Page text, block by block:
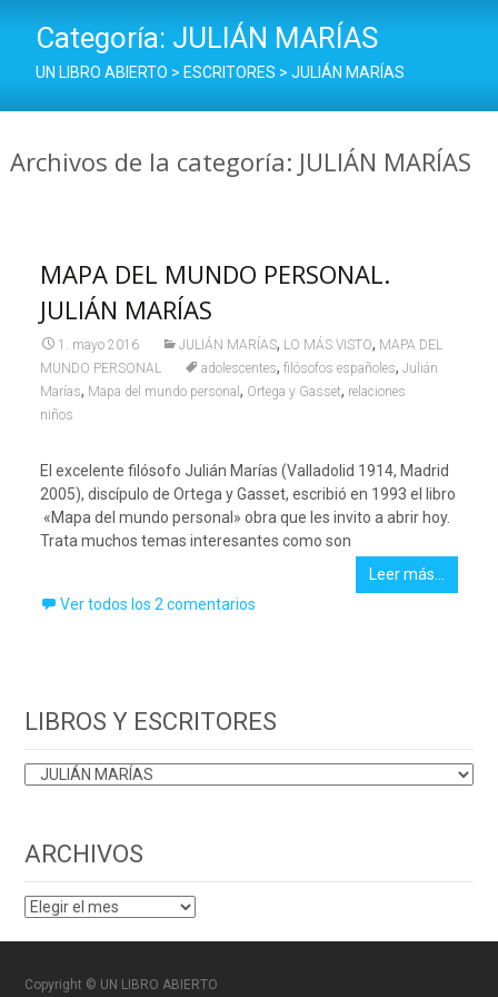
Categoría: JULIÁN MARÍAS
UN LIBRO ABIERTO > ESCRITORES > JULIÁN MARÍAS
Archivos de la categoría: JULIÁN MARÍAS
MAPA DEL MUNDO PERSONAL.
JULIÁN MARÍAS
1. mayo 2016 JULIÁN MARÍAS, LO MÁS VISTO, MAPA DEL
MUNDO PERSONAL
adolescentes, filósofos españoles, Julián
Marías, Mapa del mundo personal , Ortega y Gasset, relaciones
niños
El excelente filósofo Julián Marías (Valladolid 1914, Madrid
2005), discípulo de Ortega y Gasset, escribió en 1993 el libro
«Mapa del mundo personal» obra que les invito a abrir hoy.
Trata muchos temas interesantes como son
Leer más…
Ver todos los 2 comentarios
LIBROS Y ESCRITORES
LIBROS
ARCHIVOS
ARCHIVOS
Copyright © UN LIBRO ABIERTO